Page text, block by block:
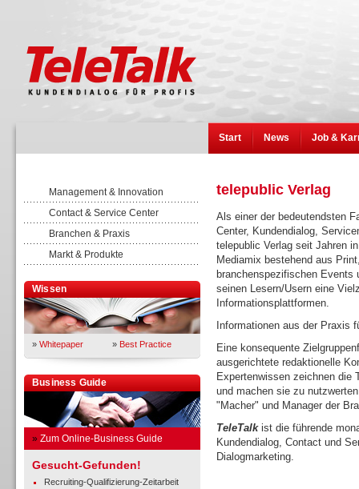
Start News Job &
Management & Innovation
Contact & Service Center
Branchen & Praxis
Markt & Produkte
Wissen
» Whitepaper » Best Practice
Business Guide
» Zum Online-Business Guide
Gesucht-Gefunden!
Recruiting-Qualifizierung-Zeitarbeit
telepublic Verlag
Als einer der bedeutendsten
Center, Kundendialog,
telepublic Verlag seit Jahren
Mediamix bestehend aus
branchenspezifischen Events
seinen Lesern/Usern eine
Informationsplattformen.
Informationen aus der Praxis
Eine konsequente
ausgerichtete redaktionelle
Expertenwissen zeichnen die
und machen sie zu
"Macher" und Manager der
TeleTalkist die führende
Kundendialog, Contact und
Dialogmarketing.